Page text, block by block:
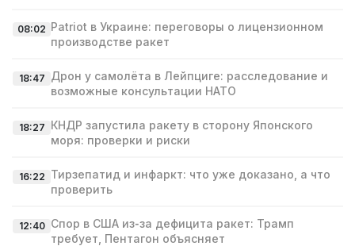
08:02 Patriot в Украине: переговоры о лицензионном
производстве ракет
18:47 Дрон у самолёта в Лейпциге: расследование и
возможные консультации НАТО
18:27 КНДР запустила ракету в сторону Японского
моря: проверки и риски
16:22 Тирзепатид и инфаркт: что уже доказано, а что
проверить
12:40 Спор в США из‑за дефицита ракет: Трамп
требует, Пентагон объясняет